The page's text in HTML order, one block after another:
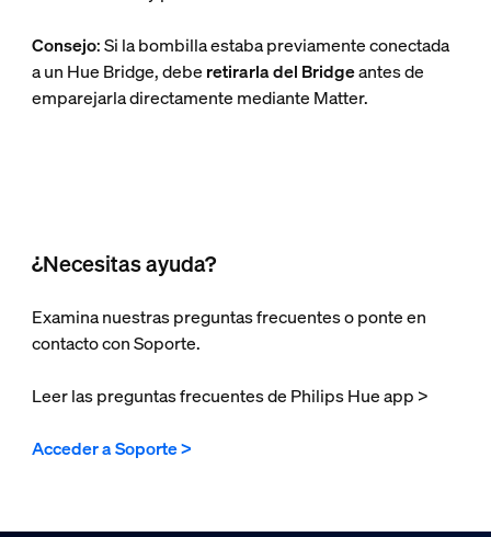
Consejo: Si la bombilla estaba previamente conectada
a un Hue Bridge, debe retirarla del Bridgeantes de
emparejarla directamente mediante Matter.
¿Necesitas ayuda?
Examina nuestras preguntas frecuentes o ponte en
contacto con Soporte.
Leer las preguntas frecuentes de Philips Hue app >
Acceder a Soporte >